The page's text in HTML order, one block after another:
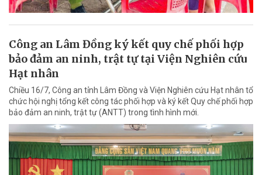
Công an Lâm Đồng ký kết quy chế phối hợp
bảo đảm an ninh, trật tự tại Viện Nghiên cứu
Hạt nhân
Chiều 16/7, Công an tỉnh Lâm Đồng và Viện Nghiên cứu Hạt nhân tổ
chức hội nghị tổng kết công tác phối hợp và ký kết Quy chế phối hợp
bảo đảm an ninh, trật tự (ANTT) trong tình hình mới.